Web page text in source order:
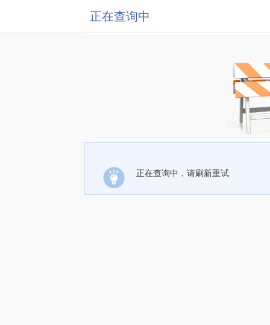
正在查询中
正在查询中，请刷新重试